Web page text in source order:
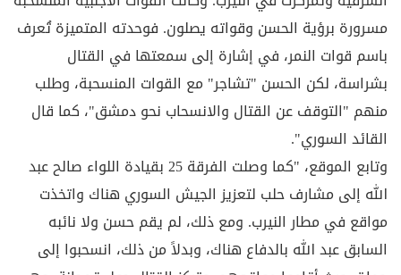
مسرورة برؤية الحسن وقواته يصلون. فوحدته المتميزة تُعرف
باسم قوات النمر، في إشارة إلى سمعتها في القتال
بشراسة، لكن الحسن "تشاجر" مع القوات المنسحبة، وطلب
منهم "التوقف عن القتال والانسحاب نحو دمشق"، كما قال
القائد السوري".
وتابع الموقع، "كما وصلت الفرقة 25 بقيادة اللواء صالح عبد
الله إلى مشارف حلب لتعزيز الجيش السوري هناك واتخذت
مواقع في مطار النيرب. ومع ذلك، لم يقم حسن ولا نائبه
السابق عبد الله بالدفاع هناك، وبدلاً من ذلك، انسحبوا إلى